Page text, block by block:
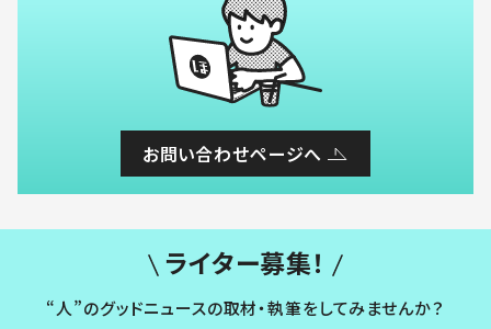
お問い合わせページへ
ライター募集！
“人”のグッドニュースの取材・執筆をしてみませんか？